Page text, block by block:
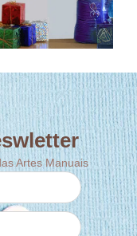
Artes Manuais